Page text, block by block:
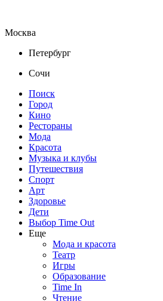
Москва
Петербург
Сочи
Поиск
Город
Кино
Рестораны
Мода
Красота
Музыка и клубы
Путешествия
Спорт
Арт
Здоровье
Дети
Выбор Time Out
Еще
Мода и красота
Театр
Игры
Образование
Time In
Чтение